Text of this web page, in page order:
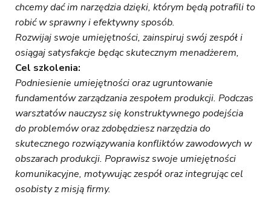
chcemy dać im narzędzia dzięki, którym będą potrafili to
robić w sprawny i efektywny sposób.
Rozwijaj swoje umiejętności, zainspiruj swój zespół i
osiągaj satysfakcje będąc skutecznym menadżerem,
Cel szkolenia:
Podniesienie umiejętności oraz ugruntowanie
fundamentów zarządzania zespołem produkcji. Podczas
warsztatów nauczysz się konstruktywnego podejścia
do problemów oraz zdobędziesz narzędzia do
skutecznego rozwiązywania konfliktów zawodowych w
obszarach produkcji. Poprawisz swoje umiejętności
komunikacyjne, motywując zespół oraz integrując cel
osobisty z misją firmy.